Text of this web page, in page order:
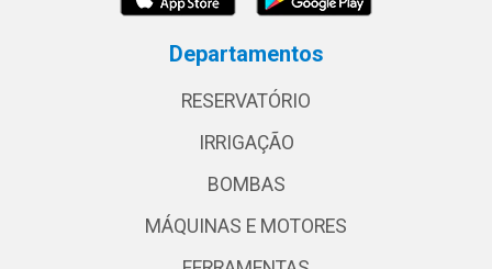
Departamentos
RESERVATÓRIO
IRRIGAÇÃO
BOMBAS
MÁQUINAS E MOTORES